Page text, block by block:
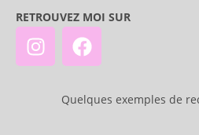
RETROUVEZ MOI SUR
Quelques exemples de